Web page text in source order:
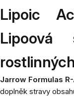
Lipoic
Jarrow Formulas
doplněk stravy